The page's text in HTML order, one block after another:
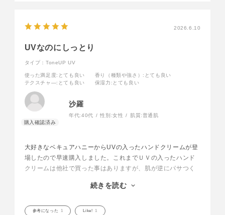
2026.6.10
UVなのにしっとり
タイプ：ToneUP UV
使った満足度:とても良い 香り（種類や強さ） :とても良い
テクスチャ―:とても良い 保湿力 :とても良い
沙羅
年代:40代 性別:女性 肌質:普通肌
大好きなベキュアハニーからUVの入ったハンドクリームが登
場したので早速購入しました。これまでＵＶの入ったハンド
クリームは他社で買った事はありますが、肌が逆にパサつく
しっかり保ったまま肌を綺麗に見せてくれる効果あり。しか
ムだと思いました。
続きを読む
参考になった 1 Like! 1